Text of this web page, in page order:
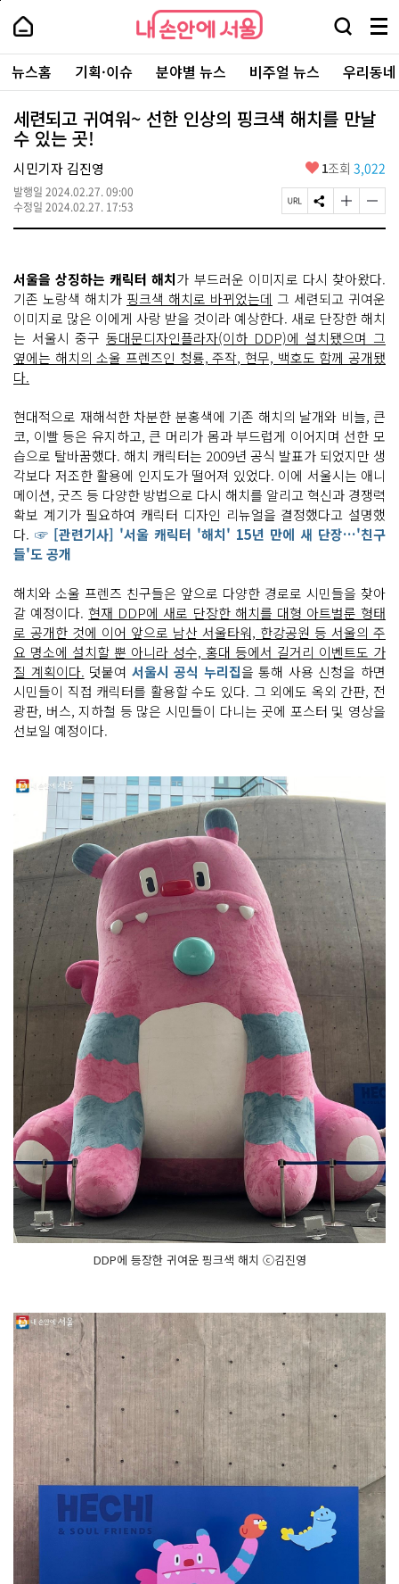
본
로
가
내
손
안
에
서
울
-
서
울
시
대
표
소
통
포
내
손
에
울
검
창
열
기
메
뉴
전
체
보
주
요
서
뉴스홈 기획·이슈 분야별 뉴스 비주얼 뉴스 우리동
세련되고 귀여워~ 선한 인상의 핑크색 해치를 만날
수 있는 곳!
시민기자 김진영
발행일 2024.02.27. 09:00
수정일 2024.02.27. 17:53
좋
요
1조회 3,022
페
이
L
복
사
S
N
유
하
기
글
자
크
게
변
경
하
기
글
자
작
게
변
경
하
기
서울을 상징하는 캐릭터 해치가 부드러운 이미지로 다시 찾아왔다.
기존 노랑색 해치가 핑크색 해치로 바뀌었는데 그 세련되고 귀여운
이미지로 많은 이에게 사랑 받을 것이라 예상한다. 새로 단장한 해치
는 서울시 중구 동대문디자인플라자(이하 DDP)에 설치됐으며 그
옆에는 해치의 소울 프렌즈인 청룡, 주작, 현무, 백호도 함께 공개됐
다.
현대적으로 재해석한 차분한 분홍색에 기존 해치의 날개와 비늘, 큰
코, 이빨 등은 유지하고, 큰 머리가 몸과 부드럽게 이어지며 선한 모
습으로 탈바꿈했다. 해치 캐릭터는 2009년 공식 발표가 되었지만 생
각보다 저조한 활용에 인지도가 떨어져 있었다. 이에 서울시는 애니
메이션, 굿즈 등 다양한 방법으로 다시 해치를 알리고 혁신과 경쟁력
확보 계기가 필요하여 캐릭터 디자인 리뉴얼을 결정했다고 설명했
다. ☞ [관련기사] '서울 캐릭터 '해치' 15년 만에 새 단장…'친구
들'도 공개
해치와 소울 프렌즈 친구들은 앞으로 다양한 경로로 시민들을 찾아
갈 예정이다.현재 DDP에 새로 단장한 해치를 대형 아트벌룬 형태
로 공개한 것에 이어 앞으로 남산 서울타워, 한강공원 등 서울의 주
요 명소에 설치할 뿐 아니라 성수, 홍대 등에서 길거리 이벤트도 가
질 계획이다. 덧붙여 서울시 공식 누리집을 통해 사용 신청을 하면
시민들이 직접 캐릭터를 활용할 수도 있다. 그 외에도 옥외 간판, 전
광판, 버스, 지하철 등 많은 시민들이 다니는 곳에 포스터 및 영상을
선보일 예정이다.
DDP에 등장한 귀여운 핑크색 해치 ⓒ김진영
페
상
단
로